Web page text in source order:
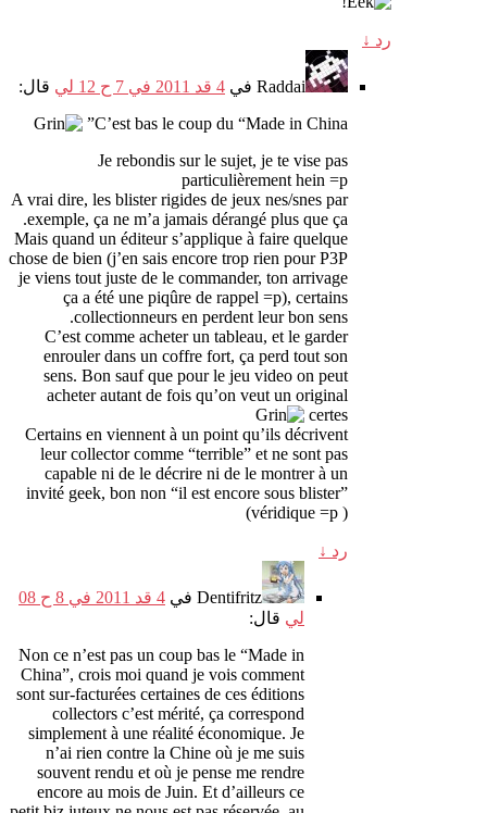
رد ↓
Raddai في 4 قد 2011 في 7 ح 12 لي
قال:
C’est bas le coup du “Made in China
”
Je rebondis sur le sujet, je te vise pas
particulièrement hein =p
A vrai dire, les blister rigides de jeux nes/snes par
exemple, ça ne m’a jamais dérangé plus que ça
.
Mais quand un éditeur s’applique à faire quelque
chose de bien (j’en sais encore trop rien pour P3P
je viens tout juste de le commander, ton arrivage
ça a été une piqûre de rappel =p), certains
collectionneurs en perdent leur bon sens
.
C’est comme acheter un tableau, et le garder
enrouler dans un coffre fort, ça perd tout son
sens. Bon sauf que pour le jeu video on peut
acheter autant de fois qu’on veut un original
certes
Certains en viennent à un point qu’ils décrivent
leur collector comme “terrible” et ne sont pas
capable ni de le décrire ni de le montrer à un
invité geek, bon non “il est encore sous blister”
(véridique =p )
رد ↓
Dentifritz في
4 قد 2011 في 8 ح 08
لي قال:
Non ce n’est pas un coup bas le “Made in
China”, crois moi quand je vois comment
sont sur-facturées certaines de ces éditions
collectors c’est mérité, ça correspond
simplement à une réalité économique. Je
n’ai rien contre la Chine où je me suis
souvent rendu et où je pense me rendre
encore au mois de Juin. Et d’ailleurs ce